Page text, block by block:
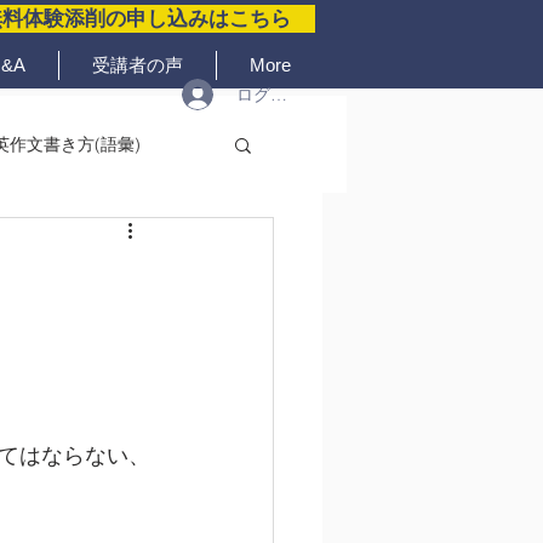
体験添削の申し込みはこちら
受講者の声 More
ログイン
作文書き方(語彙)
ならない、